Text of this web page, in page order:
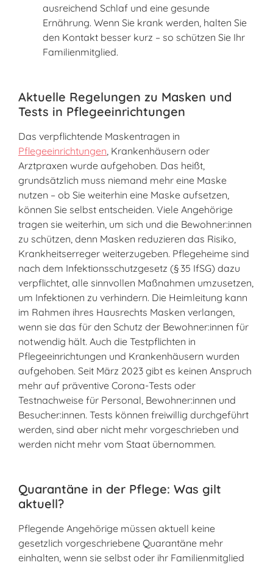
ausreichend Schlaf und eine gesunde
Ernährung. Wenn Sie krank werden, halten Sie
den Kontakt besser kurz – so schützen Sie Ihr
Familienmitglied.
Aktuelle Regelungen zu Masken und
Tests in Pflegeeinrichtungen
Das verpflichtende Maskentragen in
Pflegeeinrichtungen , Krankenhäusern oder
Arztpraxen wurde aufgehoben. Das heißt,
grundsätzlich muss niemand mehr eine Maske
nutzen – ob Sie weiterhin eine Maske aufsetzen,
können Sie selbst entscheiden. Viele Angehörige
tragen sie weiterhin, um sich und die Bewohner:innen
zu schützen, denn Masken reduzieren das Risiko,
Krankheitserreger weiterzugeben. Pflegeheime sind
nach dem Infektionsschutzgesetz (§ 35 IfSG) dazu
verpflichtet, alle sinnvollen Maßnahmen umzusetzen,
um Infektionen zu verhindern. Die Heimleitung kann
im Rahmen ihres Hausrechts Masken verlangen,
wenn sie das für den Schutz der Bewohner:innen für
notwendig hält. Auch die Testpflichten in
Pflegeeinrichtungen und Krankenhäusern wurden
aufgehoben. Seit März 2023 gibt es keinen Anspruch
mehr auf präventive Corona-Tests oder
Testnachweise für Personal, Bewohner:innen und
Besucher:innen. Tests können freiwillig durchgeführt
werden, sind aber nicht mehr vorgeschrieben und
werden nicht mehr vom Staat übernommen.
Quarantäne in der Pflege: Was gilt
aktuell?
Pflegende Angehörige müssen aktuell keine
gesetzlich vorgeschriebene Quarantäne mehr
einhalten, wenn sie selbst oder ihr Familienmitglied